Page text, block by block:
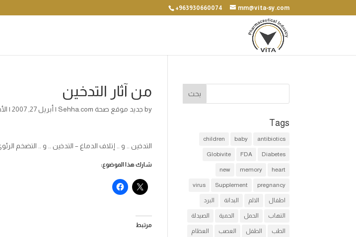
+963930660074 mm@vita-sy.com
من آثار التدخين
by جديد موقع صحة Sehha.com | أبريل 27, 2007 |
التدخين .. و .. إتلاف الدماغ – التدخين .. و .. التضخم
شارك هذا الموضوع:
مرتبط
Tags
antibiotics
baby
children
Diabetes
FDA
Globivite
heart
memory
new
pregnancy
Supplement
virus
اطفال الالم البدانة البرد
التهاب الحمل الحمية الصيدلة
الطب الطفل العصب العظام